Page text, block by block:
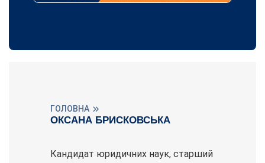
ГОЛОВНА
ОКСАНА БРИСКОВСЬКА
Кандидат юридичних наук, старший